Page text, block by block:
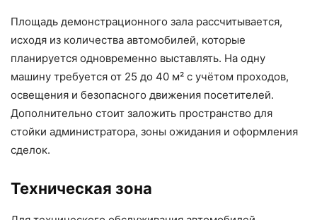
Площадь демонстрационного зала рассчитывается,
исходя из количества автомобилей, которые
планируется одновременно выставлять. На одну
машину требуется от 25 до 40 м² с учётом проходов,
освещения и безопасного движения посетителей.
Дополнительно стоит заложить пространство для
стойки администратора, зоны ожидания и оформления
сделок.
Техническая зона